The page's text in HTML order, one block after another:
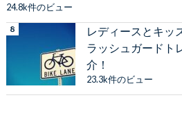
24.8k件のビュー
レディースとキッ
ラッシュガードト
介！
23.3k件のビュー